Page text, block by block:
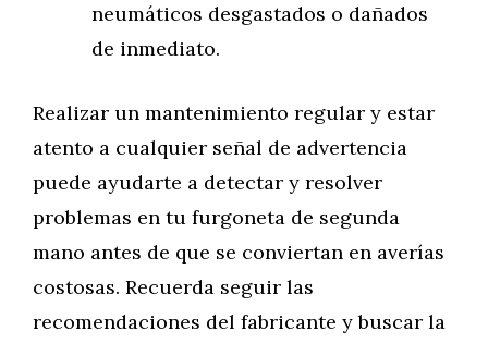
neumáticos desgastados o dañados
de inmediato.
Realizar un mantenimiento regular y estar
atento a cualquier señal de advertencia
puede ayudarte a detectar y resolver
problemas en tu furgoneta de segunda
mano antes de que se conviertan en averías
costosas. Recuerda seguir las
recomendaciones del fabricante y buscar la